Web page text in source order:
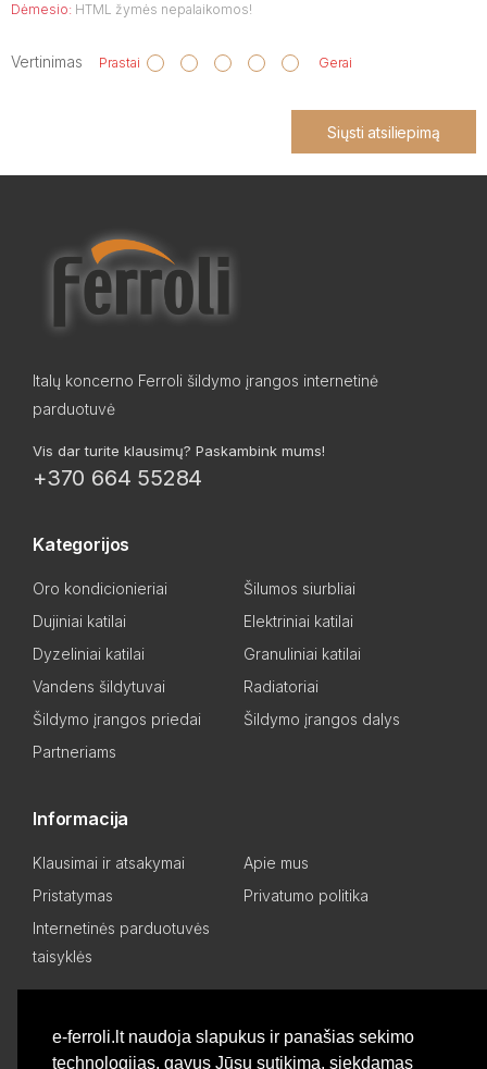
e-ferroli.lt naudoja slapukus ir panašias sekimo
technologijas, gavus Jūsų sutikimą, siekdamas
Dėmesio: HTML žymės nepalaikomos!
Vertinimas Prastai Gerai
Siųsti atsiliepimą
Italų koncerno Ferroli šildymo įrangos internetinė
parduotuvė
Vis dar turite klausimų? Paskambink mums!
+370 664 55284
Kategorijos
Oro kondicionieriai
Šilumos siurbliai
Dujiniai katilai
Elektriniai katilai
Dyzeliniai katilai
Granuliniai katilai
Vandens šildytuvai
Radiatoriai
Šildymo įrangos priedai
Šildymo įrangos dalys
Partneriams
Informacija
Klausimai ir atsakymai
Apie mus
Pristatymas
Privatumo politika
Internetinės parduotuvės
taisyklės